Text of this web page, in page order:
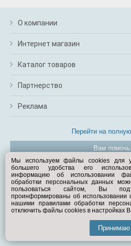
О компании
Интернет магазин
Каталог товаров
Партнерство
Реклама
Перейти на
Вам
© Exist.ru
Мы используем файлы cookies для
большего удобства его
информацию об использовании
обработки персональных данных
пользоваться сайтом, Вы
проинформированы об использовании
нашими правилами обработки
отключить файлы cookies в настройках
Принимаю